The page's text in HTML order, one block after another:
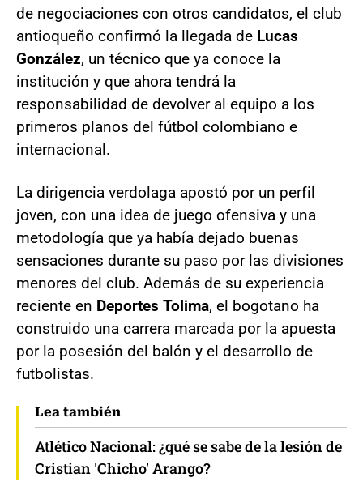
de negociaciones con otros candidatos, el club
antioqueño confirmó la llegada de Lucas
González, un técnico que ya conoce la
institución y que ahora tendrá la
responsabilidad de devolver al equipo a los
primeros planos del fútbol colombiano e
internacional.
La dirigencia verdolaga apostó por un perfil
joven, con una idea de juego ofensiva y una
metodología que ya había dejado buenas
sensaciones durante su paso por las divisiones
menores del club. Además de su experiencia
reciente en Deportes Tolima, el bogotano ha
construido una carrera marcada por la apuesta
por la posesión del balón y el desarrollo de
futbolistas.
Lea también
Atlético Nacional: ¿qué se sabe de la lesión de
Cristian 'Chicho' Arango?